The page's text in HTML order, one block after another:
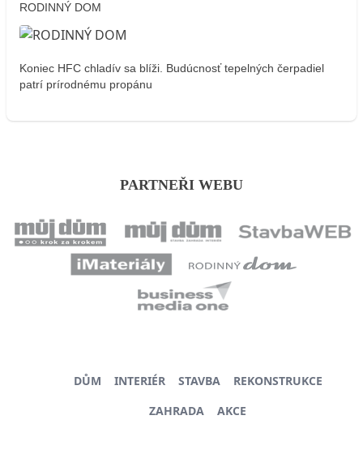
RODINNÝ DOM
Koniec HFC chladív sa blíži. Budúcnosť tepelných čerpadiel
patrí prírodnému propánu
PARTNEŘI WEBU
DŮM INTERIÉR STAVBA
REKONSTRUKCE
ZAHRADA
AKCE